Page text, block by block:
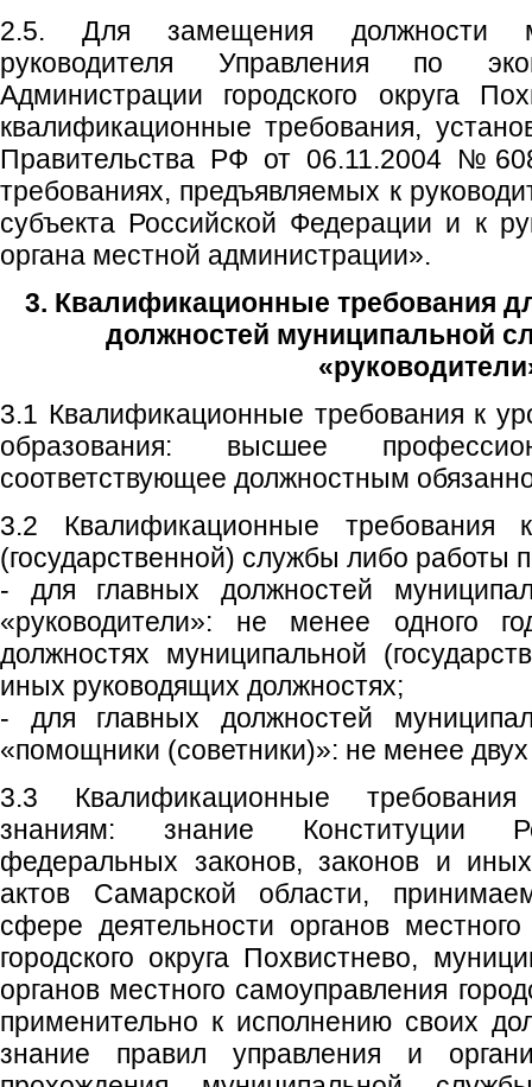
2.5. Для замещения должности
руководителя Управления по
Администрации городского округа
квалификационные требования,
Правительства РФ от 06.11.2004
требованиях, предъявляемых к
субъекта Российской Федерации и к
органа местной администрации».
3. Квалификационные требования
должностей муниципальной
3.1 Квалификационные требования к
образования: высшее
соответствующее должностным
3.2 Квалификационные требования
(государственной) службы либо работы
- для главных должностей
«руководители»: не менее одного
должностях муниципальной
иных руководящих должностях;
- для главных должностей
«помощники (советники)»: не менее
3.3 Квалификационные
знаниям: знание Конституции
федеральных законов, законов и
актов Самарской области,
сфере деятельности органов
городского округа Похвистнево,
органов местного самоуправления
применительно к исполнению своих
знание правил управления и